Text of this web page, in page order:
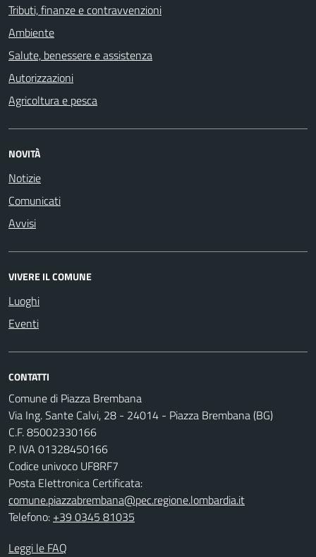
Tributi, finanze e contravvenzioni
Ambiente
Salute, benessere e assistenza
Autorizzazioni
Agricoltura e pesca
NOVITÀ
Notizie
Comunicati
Avvisi
VIVERE IL COMUNE
Luoghi
Eventi
CONTATTI
Comune di Piazza Brembana
Via Ing. Sante Calvi, 28 - 24014 - Piazza Brembana (BG)
C.F. 85002330166
P. IVA 01328450166
Codice univoco UF8RF7
Posta Elettronica Certificata:
comune.piazzabrembana@pec.regione.lombardia.it
Telefono: +39 0345 81035
Leggi le FAQ